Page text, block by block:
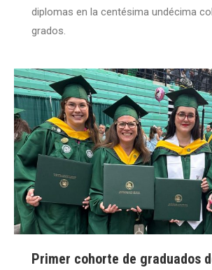
diplomas en la centésima undécima
grados.
Primer cohorte de graduados